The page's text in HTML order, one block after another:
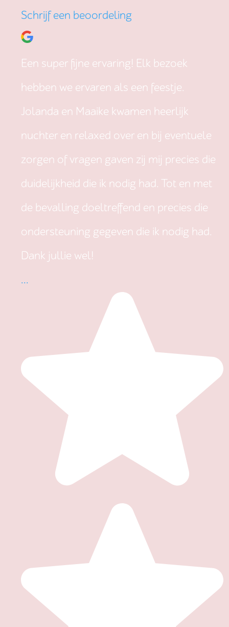
Schrijf een beoordeling
Een super fijne ervaring! Elk bezoek
hebben we ervaren als een feestje.
Jolanda en Maaike kwamen heerlijk
nuchter en relaxed over en bij eventuele
zorgen of vragen gaven zij mij precies die
duidelijkheid die ik nodig had. Tot en met
de bevalling doeltreffend en precies die
ondersteuning gegeven die ik nodig had.
Dank jullie wel!
...